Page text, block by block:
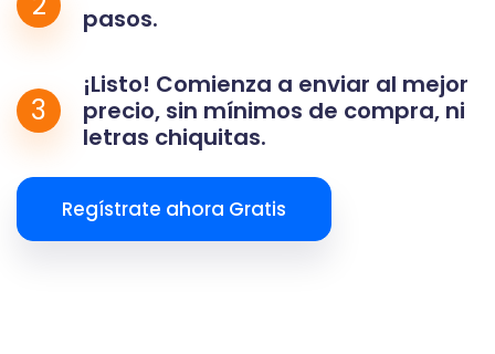
pasos.
3
¡Listo! Comienza a enviar al mejor
precio, sin mínimos de compra, ni
letras chiquitas.
Regístrate ahora Gratis